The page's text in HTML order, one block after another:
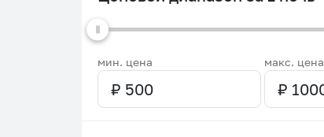
мин. цена макс. цена